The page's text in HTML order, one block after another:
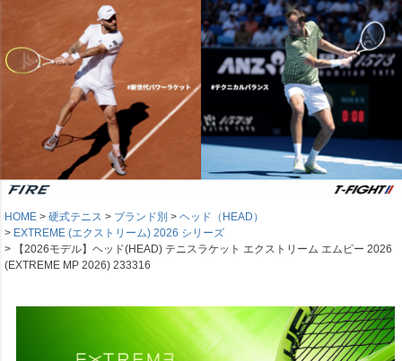
HOME 硬式テニス ブランド別
ヘッド（HEAD）
EXTREME (エクストリーム) 2026 シリーズ
【2026モデル】ヘッド(HEAD) テニスラケット エクストリーム エムピー 2026
(EXTREME MP 2026) 233316